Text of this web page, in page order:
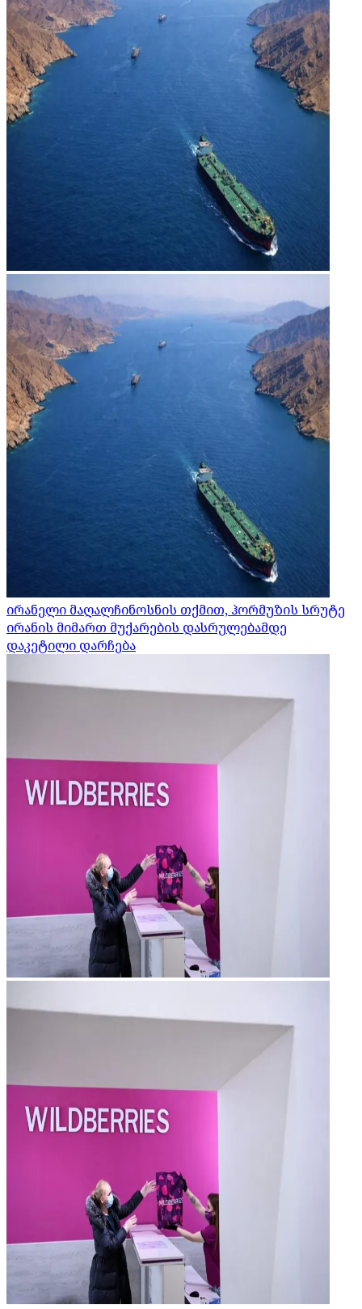
ირანელი მაღალჩინოსნის თქმით, ჰორმუზის სრუტე
ირანის მიმართ მუქარების დასრულებამდე
დაკეტილი დარჩება